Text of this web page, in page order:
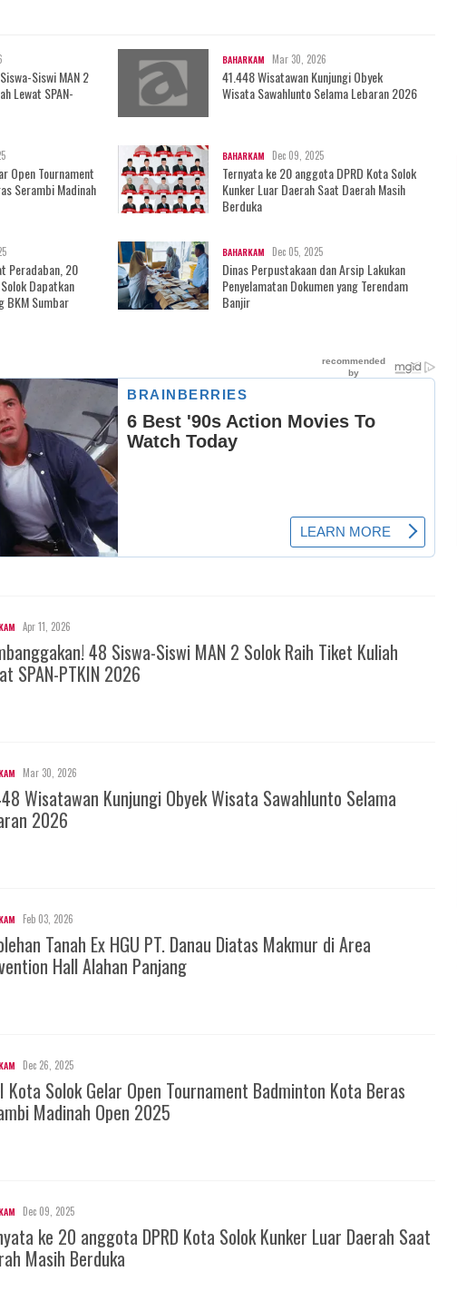
Siswi MAN 2
Lewat SPAN-
BAHARKAM Mar 30, 2026
41.448 Wisatawan Kunjungi Obyek
Wisata Sawahlunto Selama Lebaran 2026
Open Tournament
Serambi Madinah
BAHARKAM Dec 09, 2025
Ternyata ke 20 anggota DPRD Kota Solok
Kunker Luar Daerah Saat Daerah Masih
Berduka
Peradaban, 20
Dapatkan
BKM Sumbar
BAHARKAM Dec 05, 2025
Dinas Perpustakaan dan Arsip Lakukan
Penyelamatan Dokumen yang Terendam
Banjir
Apr 11, 2026
48 Siswa-Siswi MAN 2 Solok Raih Tiket Kuliah
SPAN-PTKIN 2026
Mar 30, 2026
Wisatawan Kunjungi Obyek Wisata Sawahlunto Selama
2026
Feb 03, 2026
Tanah Ex HGU PT. Danau Diatas Makmur di Area
Hall Alahan Panjang
Dec 26, 2025
Kota Solok Gelar Open Tournament Badminton Kota Beras
Madinah Open 2025
Dec 09, 2025
ke 20 anggota DPRD Kota Solok Kunker Luar Daerah Saat
Masih Berduka